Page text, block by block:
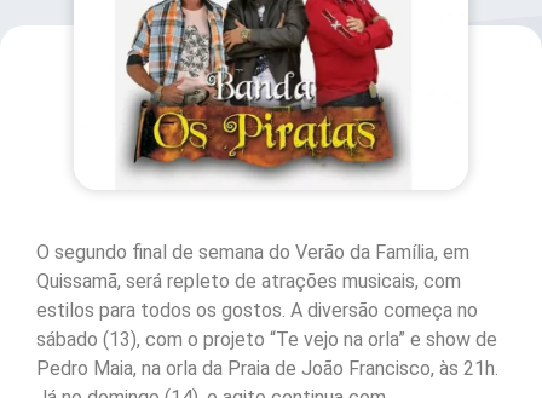
O segundo final de semana do Verão da Família, em
Quissamã, será repleto de atrações musicais, com
estilos para todos os gostos. A diversão começa no
sábado (13), com o projeto “Te vejo na orla” e show de
Pedro Maia, na orla da Praia de João Francisco, às 21h.